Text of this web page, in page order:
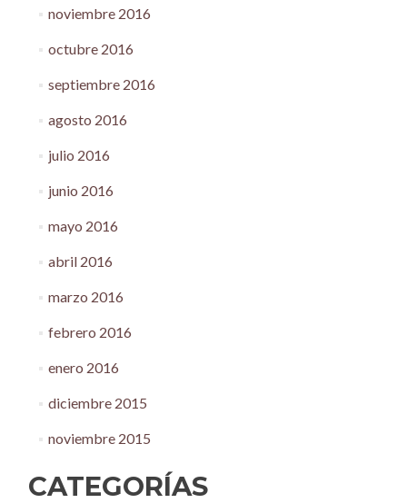
noviembre 2016
octubre 2016
septiembre 2016
agosto 2016
julio 2016
junio 2016
mayo 2016
abril 2016
marzo 2016
febrero 2016
enero 2016
diciembre 2015
noviembre 2015
CATEGORÍAS